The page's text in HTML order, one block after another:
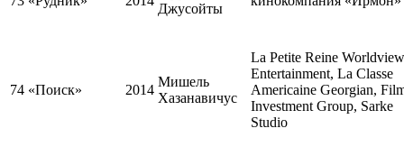
Джусойты
74 «Поиск» 2014
Мишель
Хазанавичус
La Petite Reine Worldview
Entertainment, La Classe
Americaine Georgian,
Investment Group, Sarke
Studio